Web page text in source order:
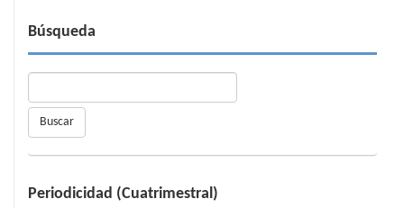
Búsqueda
Buscar
Periodicidad (Cuatrimestral)